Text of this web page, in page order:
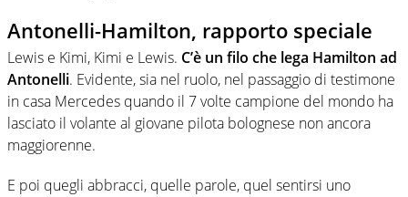
Antonelli-Hamilton, rapporto speciale
Lewis e Kimi, Kimi e Lewis. C’è un filo che lega Hamilton ad
Antonelli. Evidente, sia nel ruolo, nel passaggio di testimone
in casa Mercedes quando il 7 volte campione del mondo ha
lasciato il volante al giovane pilota bolognese non ancora
maggiorenne.
E poi quegli abbracci, quelle parole, quel sentirsi uno